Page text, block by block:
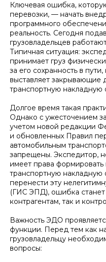
Ключевая ошибка,
перевозки, — начать
программного
реальность. Сегодня
грузовладельцев
Типичная ситуация:
принимает груз
за его сохранность в
выставляет закрывающие
транспортную накладную
Долгое время такая
Однако с ужесточением
учетом новой редакции
и обновленных Правил
автомобильным
запрещены. Экспедитор,
имеет права формировать
транспортную накладную
перенести эту
(ГИС ЭПД), ошибка
контрагентам, так и
Важность ЭДО
функции. Перед тем как
грузовладельцу
вопросы: